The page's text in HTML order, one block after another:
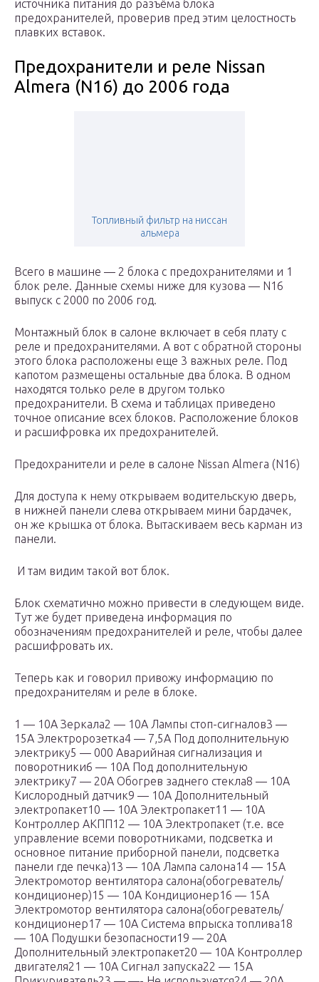
источника питания до разъёма блока
предохранителей, проверив пред этим целостность
плавких вставок.
Предохранители и реле Nissan
Almera (N16) до 2006 года
Топливный фильтр на ниссан
альмера
Всего в машине — 2 блока с предохранителями и 1
блок реле. Данные схемы ниже для кузова — N16
выпуск с 2000 по 2006 год.
Монтажный блок в салоне включает в себя плату с
реле и предохранителями. А вот с обратной стороны
этого блока расположены еще 3 важных реле. Под
капотом размещены остальные два блока. В одном
находятся только реле в другом только
предохранители. В схема и таблицах приведено
точное описание всех блоков. Расположение блоков
и расшифровка их предохранителей.
Предохранители и реле в салоне Nissan Almera (N16)
Для доступа к нему открываем водительскую дверь,
в нижней панели слева открываем мини бардачек,
он же крышка от блока. Вытаскиваем весь карман из
панели.
И там видим такой вот блок.
Блок схематично можно привести в следующем виде.
Тут же будет приведена информация по
обозначениям предохранителей и реле, чтобы далее
расшифровать их.
Теперь как и говорил привожу информацию по
предохранителям и реле в блоке.
1 — 10А Зеркала2 — 10А Лампы стоп-сигналов3 —
15А Электророзетка4 — 7,5А Под дополнительную
электрику5 — 000 Аварийная сигнализация и
поворотники6 — 10А Под дополнительную
электрику7 — 20А Обогрев заднего стекла8 — 10А
Кислородный датчик9 — 10А Дополнительный
электропакет10 — 10А Электропакет11 — 10А
Контроллер АКПП12 — 10А Электропакет (т.е. все
управление всеми поворотниками, подсветка и
основное питание приборной панели, подсветка
панели где печка)13 — 10А Лампа салона14 — 15А
Электромотор вентилятора салона(обогреватель/
кондиционер)15 — 10А Кондиционер16 — 15А
Электромотор вентилятора салона(обогреватель/
кондиционер17 — 10А Система впрыска топлива18
— 10А Подушки безопасности19 — 20А
Дополнительный электропакет20 — 10А Контроллер
двигателя21 — 10А Сигнал запуска22 — 15А